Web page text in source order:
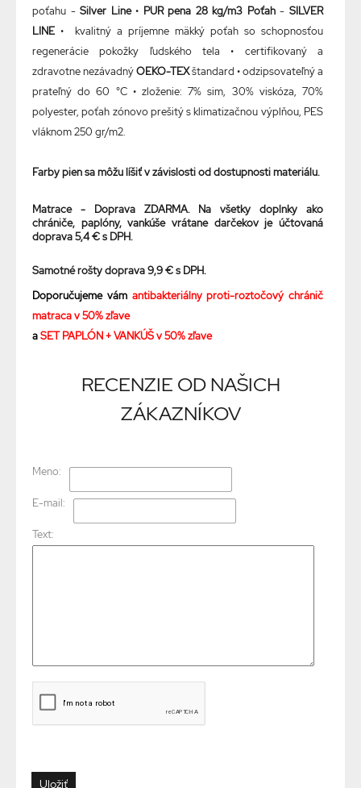
poťahu -Silver Line• PUR pena 28 kg/m3 Poťah-SILVER
LINE • kvalitný a príjemne mäkký poťah so schopnosťou
regenerácie pokožky ľudského tela • certifikovaný a
zdravotne nezávadnýOEKO-TEXštandard • odzipsovateľný a
prateľný do 60 °C • zloženie: 7% sim, 30% viskóza, 70%
polyester, poťah zónovo prešitý s klimatizačnou výplňou, PES
vláknom 250 gr/m2.
Farby pien sa môžu líšiť v závislosti od dostupnosti materiálu.
Matrace - Doprava ZDARMA. Na všetky doplnky ako
chrániče, paplóny, vankúše vrátane darčekov je účtovaná
doprava 5,4 € s DPH.
Samotné rošty doprava 9,9 € s DPH.
Doporučujeme vám antibakteriálny proti-roztočový chránič
matraca v 50% zľave
aSET PAPLÓN + VANKÚŠ v 50% zľave
RECENZIE OD NAŠICH
ZÁKAZNÍKOV
Meno:
E-mail:
Text: